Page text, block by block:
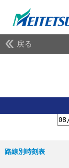
戻る
路線別時刻表